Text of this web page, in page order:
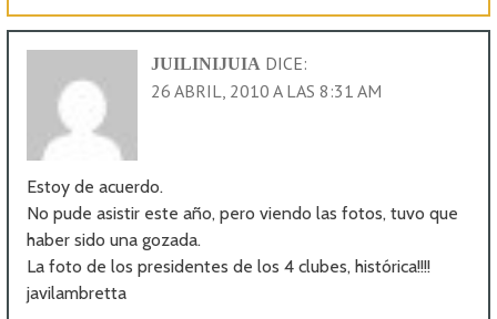
JUILINIJUIA DICE:
26 ABRIL, 2010 A LAS 8:31 AM
Estoy de acuerdo.
No pude asistir este año, pero viendo las fotos, tuvo que
haber sido una gozada.
La foto de los presidentes de los 4 clubes, histórica!!!!
javilambretta